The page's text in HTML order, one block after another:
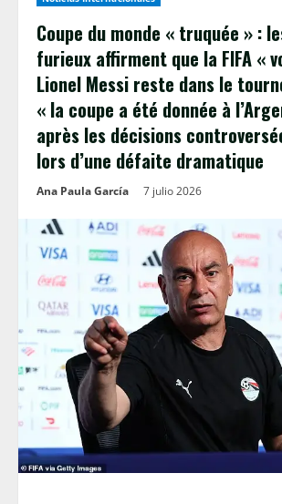
Coupe du monde « truquée » :
furieux affirment que la FIFA «
Lionel Messi reste dans le
« la coupe a été donnée à
après les décisions
lors d’une défaite dramatique
Ana Paula García 7 julio 2026